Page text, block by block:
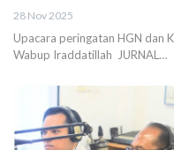
28 Nov 2025
Upacara peringatan HGN dan
Wabup Iraddatillah JURNAL…